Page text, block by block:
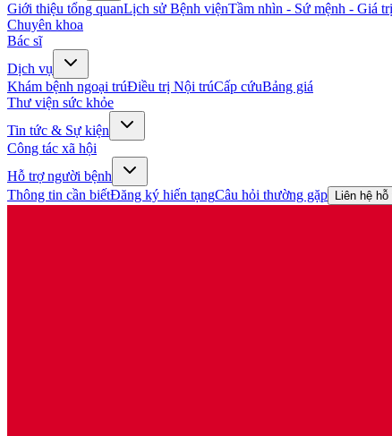
Giới thiệu tổng quanLịch sử Bệnh việnTầm nhìn - Sứ mệnh - Giá
Chuyên khoa
Bác sĩ
Dịch vụ
Khám bệnh ngoại trúĐiều trị Nội trúCấp cứuBảng giá
Thư viện sức khỏe
Tin tức & Sự kiện
Công tác xã hội
Hỗ trợ người bệnh
Thông tin cần biếtĐăng ký hiến tạngCâu hỏi thường gặp Liên hệ